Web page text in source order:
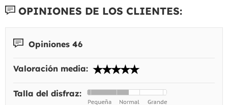
OPINIONES DE LOS CLIENTES:
Opiniones 46
Valoración media:
Talla del disfraz: